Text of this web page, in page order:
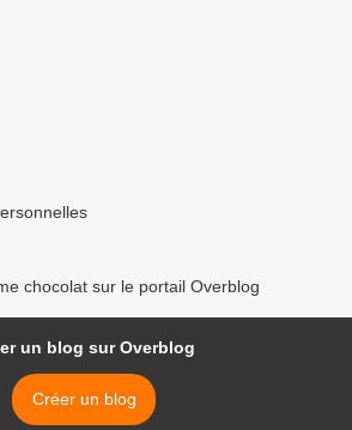
chocolat sur le portail Overblog
un blog sur Overblog
Créer un blog